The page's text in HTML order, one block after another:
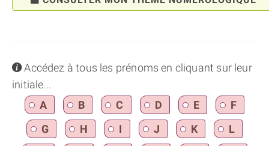
infoAccédez à tous les prénoms en cliquant sur leur
initiale...
A
B C D E
F
G
H I J K
L